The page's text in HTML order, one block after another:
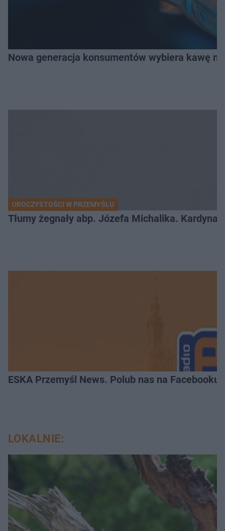
Nowa generacja konsumentów wybiera kawę
UROCZYSTOŚCI W PRZEMYŚLU
Tłumy żegnały abp. Józefa Michalika.
ESKA Przemyśl News. Polub nas na Facebooku!
LOKALNIE: